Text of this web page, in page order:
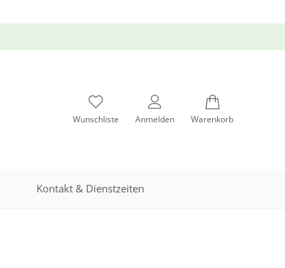
Wunschliste Anmelden Warenkorb
Kontakt & Dienstzeiten